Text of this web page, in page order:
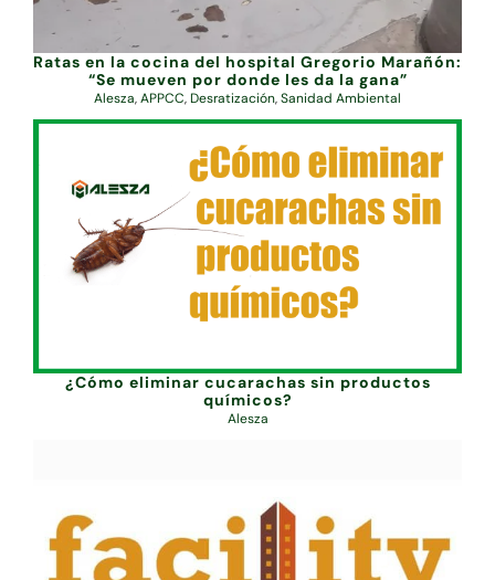
Ratas en la cocina del hospital Gregorio Marañón:
“Se mueven por donde les da la gana”
Alesza,APPCC,Desratización,Sanidad Ambiental
¿Cómo eliminar cucarachas sin productos
químicos?
Alesza